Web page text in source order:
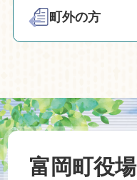
町外の方
富岡町役場